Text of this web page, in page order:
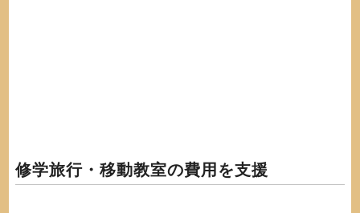
修学旅行・移動教室の費用を支援